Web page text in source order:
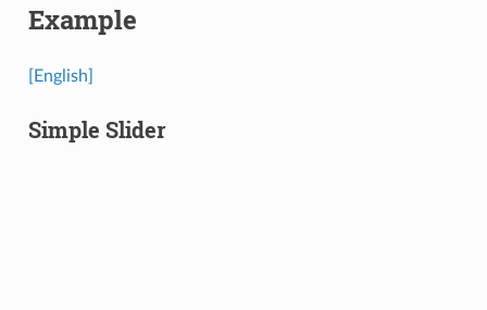
Example
[English]
Simple Slider